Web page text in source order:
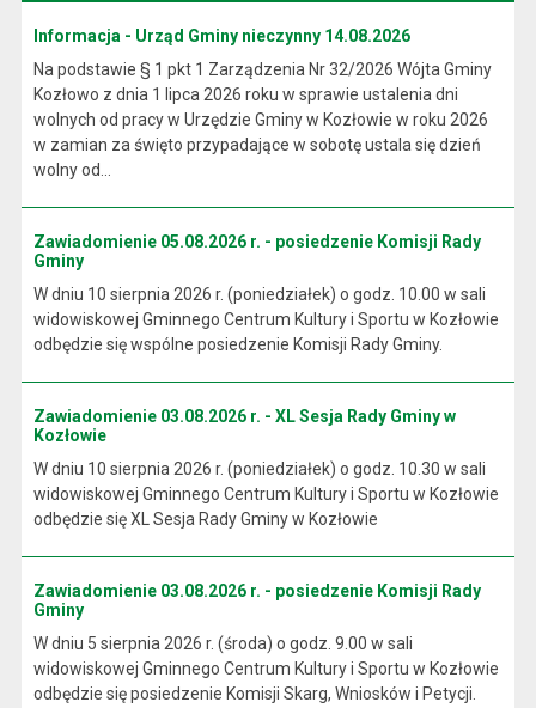
Informacja - Urząd Gminy nieczynny 14.08.2026
Na podstawie § 1 pkt 1 Zarządzenia Nr 32/2026 Wójta Gminy
Kozłowo z dnia 1 lipca 2026 roku w sprawie ustalenia dni
wolnych od pracy w Urzędzie Gminy w Kozłowie w roku 2026
w zamian za święto przypadające w sobotę ustala się dzień
wolny od...
Zawiadomienie 05.08.2026 r. - posiedzenie Komisji Rady
Gminy
W dniu 10 sierpnia 2026 r. (poniedziałek) o godz. 10.00 w sali
widowiskowej Gminnego Centrum Kultury i Sportu w Kozłowie
odbędzie się wspólne posiedzenie Komisji Rady Gminy.
Zawiadomienie 03.08.2026 r. - XL Sesja Rady Gminy w
Kozłowie
W dniu 10 sierpnia 2026 r. (poniedziałek) o godz. 10.30 w sali
widowiskowej Gminnego Centrum Kultury i Sportu w Kozłowie
odbędzie się XL Sesja Rady Gminy w Kozłowie
Zawiadomienie 03.08.2026 r. - posiedzenie Komisji Rady
Gminy
W dniu 5 sierpnia 2026 r. (środa) o godz. 9.00 w sali
widowiskowej Gminnego Centrum Kultury i Sportu w Kozłowie
odbędzie się posiedzenie Komisji Skarg, Wniosków i Petycji.